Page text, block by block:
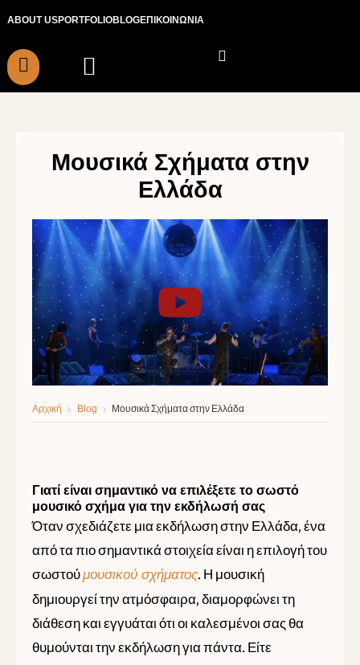
περιεχόμενο
ABOUT USPORTFOLIOBLOGΕΠΙΚΟΙΝΩΝΙΑ
Μουσικά Σχήματα στην
Ελλάδα
Αρχική › Blog › Μουσικά Σχήματα στην Ελλάδα
Γιατί είναι σημαντικό να επιλέξετε το σωστό
μουσικό σχήμα για την εκδήλωσή σας
Όταν σχεδιάζετε μια εκδήλωση στην Ελλάδα, ένα
από τα πιο σημαντικά στοιχεία είναι η επιλογή του
σωστούμουσικού σχήματος. Η μουσική
δημιουργεί την ατμόσφαιρα, διαμορφώνει τη
διάθεση και εγγυάται ότι οι καλεσμένοι σας θα
θυμούνται την εκδήλωση για πάντα. Είτε